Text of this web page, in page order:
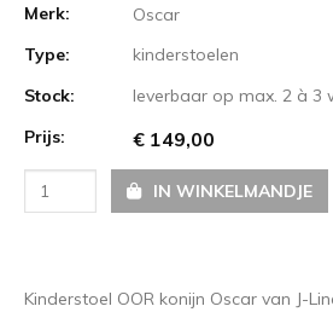
Merk:
Oscar
Type:
kinderstoelen
Stock:
leverbaar op max. 2 à 3
Prijs:
€ 149,00
IN WINKELMANDJE
Kinderstoel OOR konijn Oscar van J-